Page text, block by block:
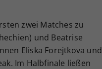
zwei Matches zu
und Beatrise
Eliska Forejtkova und
Im Halbfinale ließen